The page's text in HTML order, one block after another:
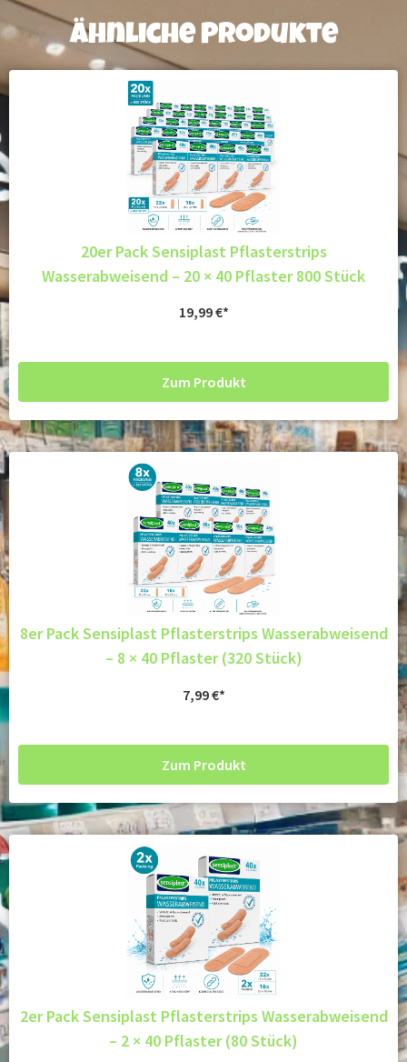
Ähnliche Produkte
20er Pack Sensiplast Pflasterstrips
Wasserabweisend – 20 × 40 Pflaster 800 Stück
19,99€
Zum Produkt
8er Pack Sensiplast Pflasterstrips Wasserabweisend
– 8 × 40 Pflaster (320 Stück)
7,99€
Zum Produkt
2er Pack Sensiplast Pflasterstrips Wasserabweisend
– 2 × 40 Pflaster (80 Stück)